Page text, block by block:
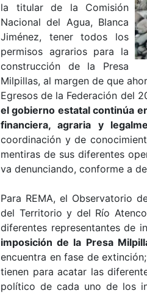
la titular de la Comisión
Nacional del Agua, Blanca
Jiménez, tener todos los
permisos agrarios para la
construcción de la Presa
Milpillas, al margen de que
Egresos de la Federación del
el gobierno estatal continúa
financiera, agraria y
coordinación y de
mentiras de sus diferentes
va denunciando, conforme a
Para REMA, el Observatorio
del Territorio y del Río
diferentes representantes de
imposición de la Presa
encuentra en fase de
tienen para acatar las
político de cada uno de los